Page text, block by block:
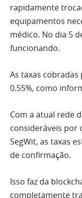
rapidamente
equipamentos
médico. No dia 5
funcionando.
As taxas
0.55%, como
Com a atual rede
consideráveis por
SegWit, as taxas
de confirmação.
Isso faz da
completamente